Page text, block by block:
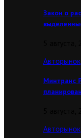
Закон о
Авторынок
Минтранс
Авторынок